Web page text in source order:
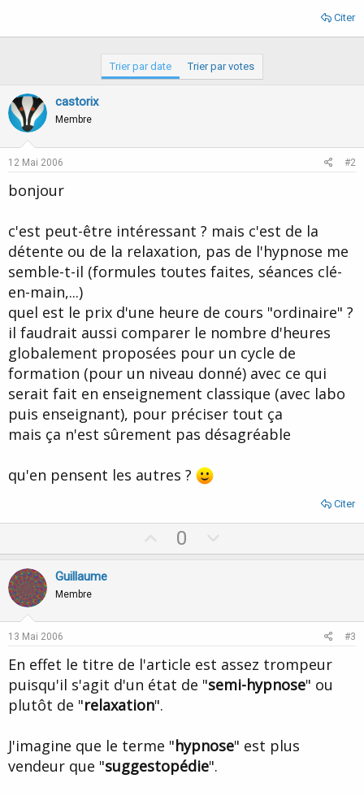
Citer
Trier par date Trier par votes
castorix
Membre
12 Mai 2006 #2
bonjour
c'est peut-être intéressant ? mais c'est de la
détente ou de la relaxation, pas de l'hypnose me
semble-t-il (formules toutes faites, séances clé-
en-main,...)
quel est le prix d'une heure de cours "ordinaire" ?
il faudrait aussi comparer le nombre d'heures
globalement proposées pour un cycle de
formation (pour un niveau donné) avec ce qui
serait fait en enseignement classique (avec labo
puis enseignant), pour préciser tout ça
mais ça n'est sûrement pas désagréable
qu'en pensent les autres ?
Citer
p
t
0
o
v
e
Guillaume
Membre
13 Mai 2006 #3
En effet le titre de l'article est assez trompeur
puisqu'il s'agit d'un état de "semi-hypnose" ou
plutôt de "relaxation".
J'imagine que le terme "hypnose" est plus
vendeur que "suggestopédie".